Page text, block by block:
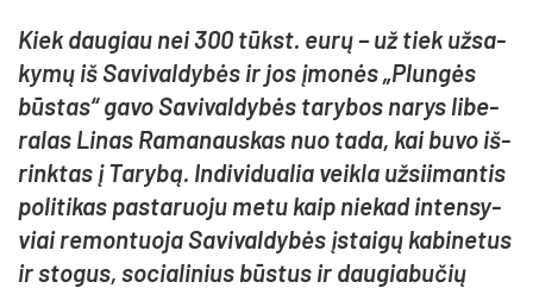
Kiek dau­giau nei 300 tūkst. eu­rų – už tiek už­sa­
ky­mų iš Sa­vi­val­dy­bės ir jos įmo­nės „Plun­gės
būs­tas“ ga­vo Sa­vi­val­dy­bės ta­ry­bos na­rys li­be­
ra­las Li­nas Ra­ma­naus­kas nuo ta­da, kai bu­vo iš­
rink­tas į Ta­ry­bą. In­di­vi­dua­lia veik­la už­sii­man­tis
po­li­ti­kas pa­sta­ruo­ju me­tu kaip nie­kad in­ten­sy­
viai re­mon­tuo­ja Sa­vi­val­dy­bės įstai­gų ka­bi­ne­tus
ir sto­gus, so­cia­li­nius būs­tus ir dau­gia­bu­čių